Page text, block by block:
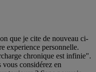
que je cite de nouveau ci-
experience personnelle.
chronique est infinie".
considérez en